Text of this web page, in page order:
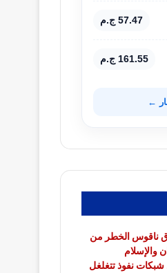
57.47 ج.م
161.55 ج.م
←
ناقوس الخطر من
والإسلام
نفوذ تتغلغل